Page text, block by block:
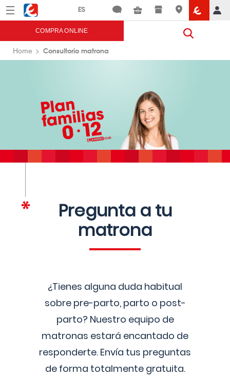
Menú Eroski
COMPRA ONLINE
Home Consultorio matrona
Pregunta a tu
matrona
¿Tienes alguna duda habitual
sobre pre-parto, parto o post-
parto? Nuestro equipo de
matronas estará encantado de
responderte. Envía tus preguntas
de forma totalmente gratuita.